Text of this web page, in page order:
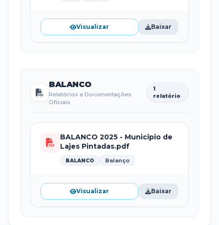
Visualizar Baixar
BALANCO
Relatórios e Documentações
Oficiais
1
relatório
BALANCO 2025 - Municipio de
Lajes Pintadas.pdf
BALANCO Balanço
Visualizar Baixar